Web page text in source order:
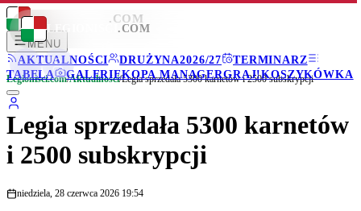
LEGIONISCI .COM
MENU
AKTUALNOŚCI
DRUŻYNA2026/27
TERMINARZ
TABELA
GALERIEKOPA MANAGERGRAJ!KOSZYKÓWKA
LEGIONISCI .COM
Legionisci.com/Aktualności/Legia sprzedała 5300 karnetów i 2500 subskrypcji
Legia sprzedała 5300 karnetów
i 2500 subskrypcji
niedziela, 28 czerwca 2026 19:54